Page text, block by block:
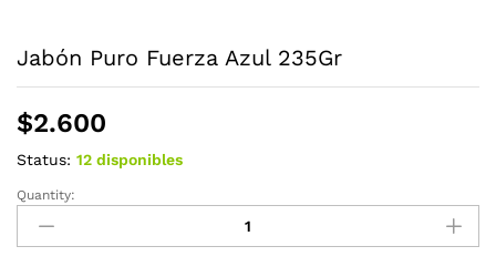
Jabón Puro Fuerza Azul 235Gr
$2.600
Status: 12 disponibles
Jabón
Puro
Fuerza
Quantity: